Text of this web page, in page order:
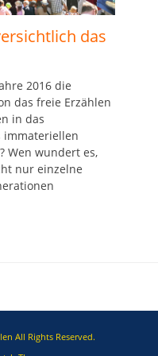
das
2016 die
das freie Erzählen
in das
immateriellen
Wen wundert es,
nur einzelne
All Rights Reserved.